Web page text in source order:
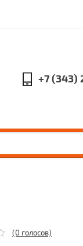
+7 (343)
(0 голосов)